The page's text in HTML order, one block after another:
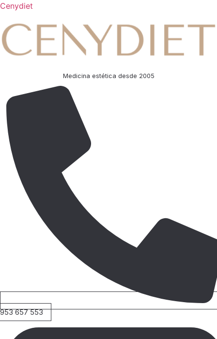
Cenydiet
Medicina estética desde 2005
953 657 553